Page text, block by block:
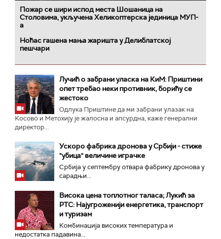
Пожар се шири испод места Шошаница на
Столовима, укључена Хеликоптерска јединица МУП-
а
Ноћас гашена мања жаришта у Делиблатској
пешчари
Лучић о забрани уласка на КиМ: Приштини
опет требао неки противник, борићу се
жестоко
Одлука Приштине да ми забрани улазак на
Косово и Метохију је жалосна и апсурдна, каже генерални
директор...
Ускоро фабрика дронова у Србији - стиже
"убица" величине играчке
Србија у септембру отвара фабрику дронова у
сарадњи...
Висока цена топлотног таласа; Лукић за
РТС: Најугроженији енергетика, транспорт
и туризам
Комбинација високих температура и
недостатка падавина...